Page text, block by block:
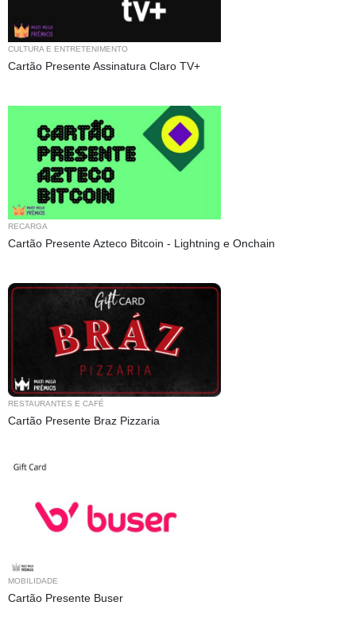
CULTURA E ENTRETENIMENTO
Cartão Presente Assinatura Claro TV+
RECARGA
Cartão Presente Azteco Bitcoin - Lightning e Onchain
RESTAURANTES E CAFÉ
Cartão Presente Braz Pizzaria
MOBILIDADE
Cartão Presente Buser